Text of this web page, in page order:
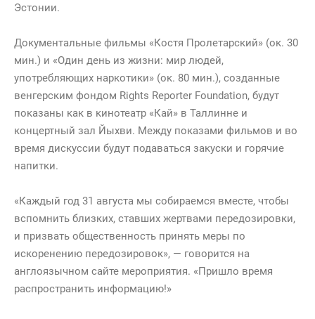
Эстонии.
Документальные фильмы «Костя Пролетарский» (ок. 30
мин.) и «Один день из жизни: мир людей,
употребляющих наркотики» (ок. 80 мин.), созданные
венгерским фондом Rights Reporter Foundation, будут
показаны как в кинотеатр «Кай» в Таллинне и
концертный зал Йыхви. Между показами фильмов и во
время дискуссии будут подаваться закуски и горячие
напитки.
«Каждый год 31 августа мы собираемся вместе, чтобы
вспомнить близких, ставших жертвами передозировки,
и призвать общественность принять меры по
искоренению передозировок», — говорится на
англоязычном сайте мероприятия. «Пришло время
распространить информацию!»